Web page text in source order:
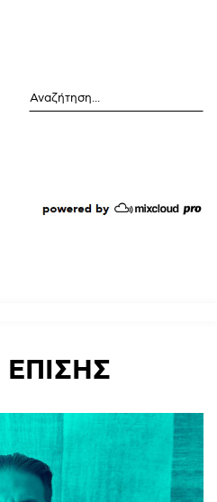
ΕΠΙΣΗΣ